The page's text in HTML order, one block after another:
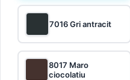
7016 Gri antracit
8017 Maro
ciocolatiu